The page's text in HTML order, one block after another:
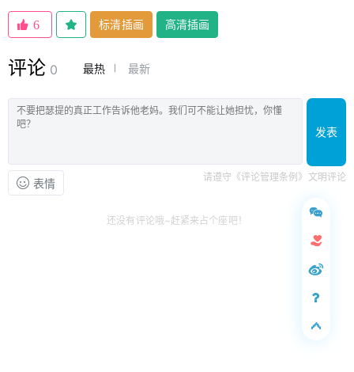
6 标清插画 高清插画
评论 0 最热 最新
发表
表情 请遵守《评论管理条例》文明评论
还没有评论哦~赶紧来占个座吧！